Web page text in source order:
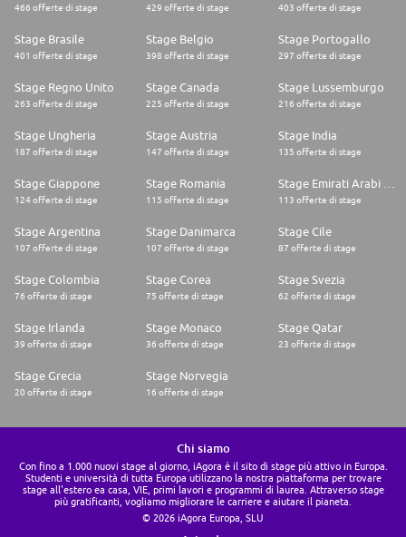
466 offerte di stage 429 offerte di stage 403 offerte di stage
Stage Brasile
401 offerte di stage
Stage Belgio
398 offerte di stage
Stage Portogallo
297 offerte di stage
Stage Regno Unito
263 offerte di stage
Stage Canada
225 offerte di stage
Stage Lussemburgo
216 offerte di stage
Stage Ungheria
187 offerte di stage
Stage Austria
147 offerte di stage
Stage India
135 offerte di stage
Stage Giappone
124 offerte di stage
Stage Romania
115 offerte di stage 113 offerte di stage
Stage Argentina
107 offerte di stage
Stage Danimarca
107 offerte di stage
Stage Cile
87 offerte di stage
Stage Colombia
76 offerte di stage
Stage Corea
75 offerte di stage
Stage Svezia
62 offerte di stage
Stage Irlanda
39 offerte di stage
Stage Monaco
36 offerte di stage
Stage Qatar
23 offerte di stage
Stage Grecia
20 offerte di stage
Stage Norvegia
16 offerte di stage
Chi siamo
Con fino a 1.000 nuovi stage al giorno, iAgora è il sito di stage più attivo in Europa.
Studenti e università di tutta Europa utilizzano la nostra piattaforma per trovare
stage all'estero ea casa, VIE, primi lavori e programmi di laurea. Attraverso stage
più gratificanti, vogliamo migliorare le carriere e aiutare il pianeta.
© 2026 iAgora Europa, SLU